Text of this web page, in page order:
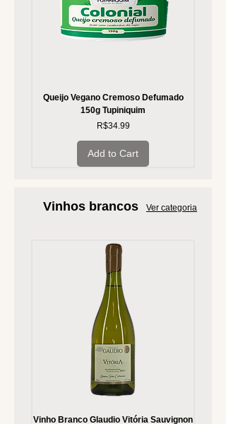
Queijo Vegano Cremoso Defumado
150g Tupiniquim
Price
R$34.99
Add to Cart
Vinhos brancos
Vinho Branco Glaudio Vitória Sauvignon
Ver categoria